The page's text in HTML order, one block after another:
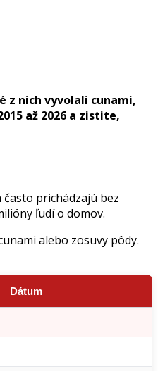
z nich vyvolali cunami,
až 2026 a zistite,
prichádzajú bez
ľudí o domov.
alebo zosuvy pôdy.
Dátum